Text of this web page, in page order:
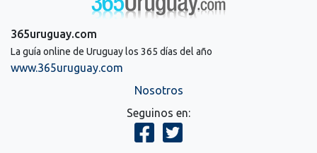
365uruguay.com
La guía online de Uruguay los 365 días del año
www.365uruguay.com
Nosotros
Seguinos en: